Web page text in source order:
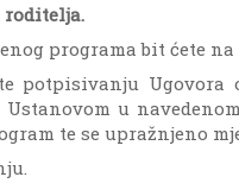
roditelja.
programa bit ćete
potpisivanju Ugovora
u
te se upražnjeno